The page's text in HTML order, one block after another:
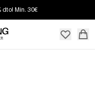
dto! Mín. 30€